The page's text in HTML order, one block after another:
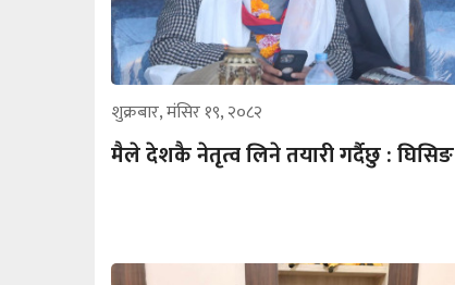
शुक्रबार, मंसिर १९, २०८२
मैले देशकै नेतृत्व लिने तयारी गर्दैछु : घिसिङ